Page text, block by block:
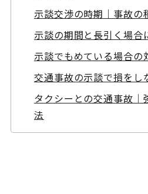
示談交渉の時期｜事故の
示談の期間と長引く場合
示談でもめている場合の
交通事故の示談で損をし
タクシーとの交通事故｜
法